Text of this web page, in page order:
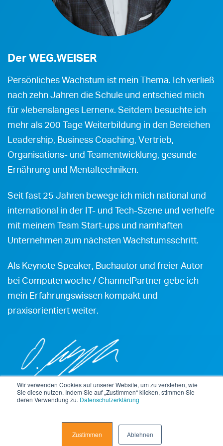
Wir verwenden Cookies auf unserer Website, um zu verstehen, wie
Sie diese nutzen. Indem Sie auf „Zustimmen“ klicken, stimmen Sie
deren Verwendung zu. Datenschutzerklärung
Zustimmen Ablehnen
Der WEG.WEISER
Persönliches Wachstum ist mein Thema. Ich verließ
nach zehn Jahren die Schule und entschied mich
für »lebenslanges Lernen«. Seitdem besuchte ich
mehr als 200 Tage Weiterbildung in den Bereichen
Leadership, Business Coaching, Vertrieb,
Organisations- und Teamentwicklung, gesunde
Ernährung und Mentaltechniken.
Seit fast 25 Jahren bewege ich mich national und
international in der IT- und Tech-Szene und verhelfe
mit meinem Team Start-ups und namhaften
Unternehmen zum nächsten Wachstumsschritt.
Als Keynote Speaker, Buchautor und freier Autor
bei Computerwoche / ChannelPartner gebe ich
mein Erfahrungswissen kompakt und
praxisorientiert weiter.